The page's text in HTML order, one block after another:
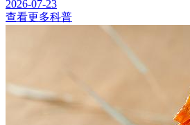
2026-07-23
查看更多科普